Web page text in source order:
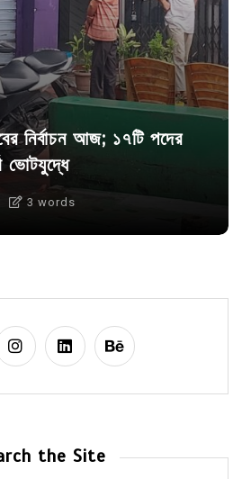
নির্বাচন আজ; ১৭টি পদের
ভোটযুদ্ধে
3 words
the Site